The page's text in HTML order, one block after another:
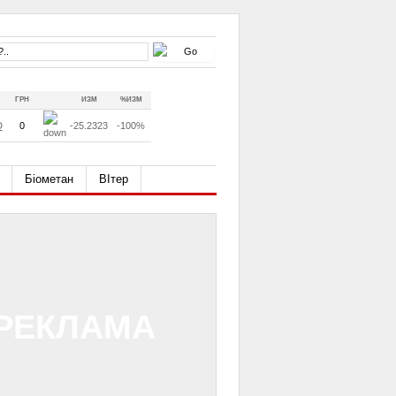
ГРН ИЗМ %ИЗМ
0 -25.2323 -100%
Біометан ВІтер